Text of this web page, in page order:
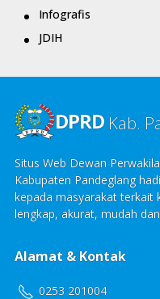
Infografis
JDIH
DPRD Kab.
Situs Web Dewan
Kabupaten Pandeglang
kepada masyarakat terkait
lengkap, akurat, mudah
Alamat & Kontak
0253 201004